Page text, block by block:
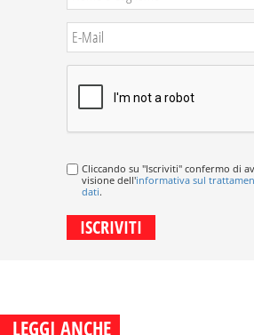
Cliccando su "Iscriviti" confermo di
visione dell'informativa sul
dati.
LEGGI ANCHE